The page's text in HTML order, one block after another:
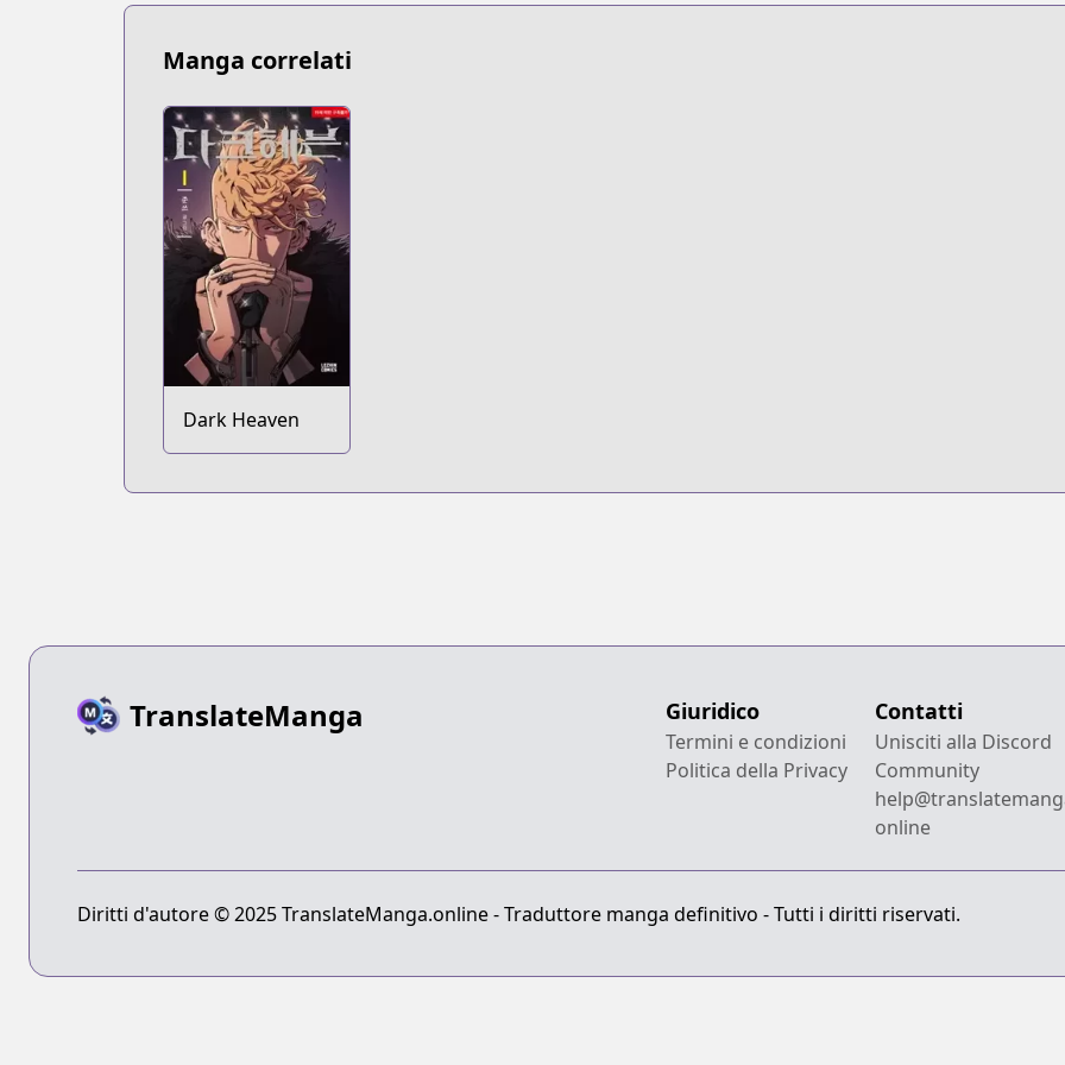
Manga correlati
Dark Heaven
TranslateManga Giuridico
Termini e condizioni
Politica della Privacy
Contatti
Unisciti alla Discord
Community
online
Diritti d'autore © 2025 TranslateManga.online - Traduttore manga definitivo - Tutti i diritti riservati.